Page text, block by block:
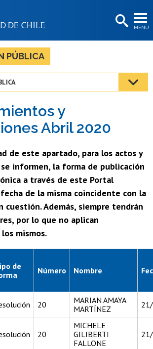
MENÚ
BIBLIOTECAS
LA UNIVERSIDAD
Estudiantes
Académicas/os
Funcionarias/os
Egresadas/os
PÚBLICA
y
Abril 2020
de este apartado, para los actos y
informen, la forma de publicación
a través de este Portal
de la misma coincidente con la
cuestión. Además, siempre tendrán
por lo que no aplican
mismos.
de
Número Nombre
20
MARIAN AMAYA
MARTÍNEZ
20
MICHELE
GILIBERTI
FALLONE